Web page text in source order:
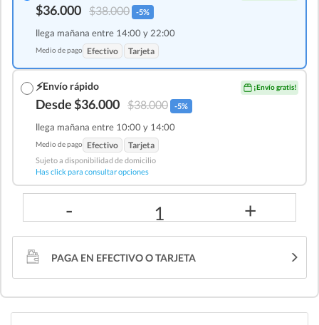
$36.000 $38.000 -5%
llega mañana entre 14:00 y 22:00
Medio de pago Efectivo Tarjeta
⚡Envío rápido ¡Envío gratis!
Desde $36.000 $38.000 -5%
llega mañana entre 10:00 y 14:00
Medio de pago Efectivo Tarjeta
Sujeto a disponibilidad de domicilio
Has click para consultar opciones
- 1 +
PAGA EN EFECTIVO O TARJETA